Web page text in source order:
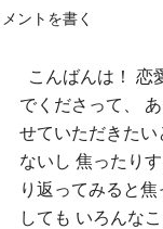
メントを書く
こんばんは！
でくださって、
せていただきた
ないし 焦ったり
り返ってみると
しても いろんな